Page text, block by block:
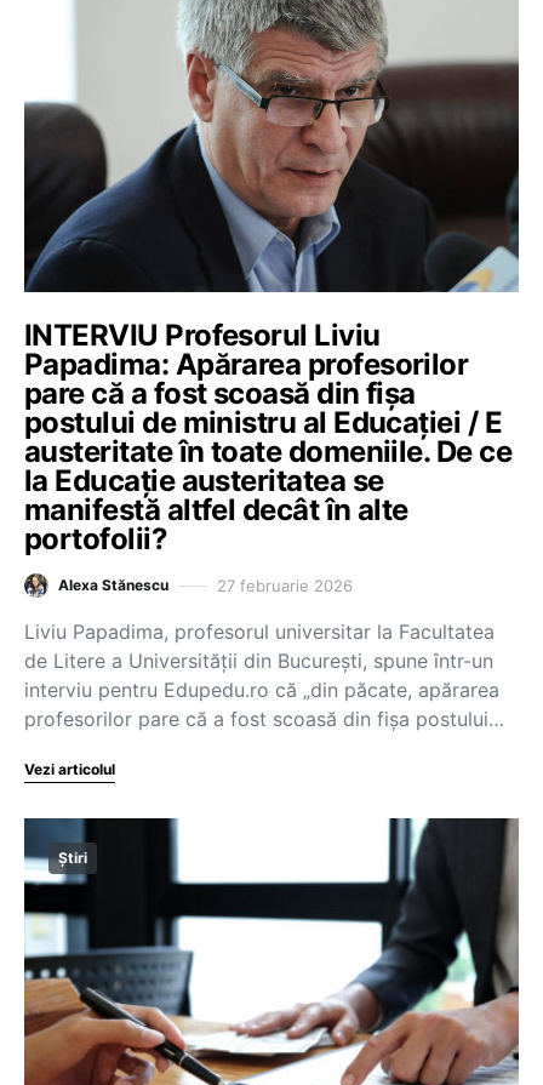
INTERVIU Profesorul Liviu
Papadima: Apărarea profesorilor
pare că a fost scoasă din fișa
postului de ministru al Educației / E
austeritate în toate domeniile. De ce
la Educație austeritatea se
manifestă altfel decât în alte
portofolii?
Alexa Stănescu 27 februarie 2026
Liviu Papadima, profesorul universitar la Facultatea
de Litere a Universității din București, spune într-un
interviu pentru Edupedu.ro că „din păcate, apărarea
profesorilor pare că a fost scoasă din fișa postului…
Vezi articolul
Știri